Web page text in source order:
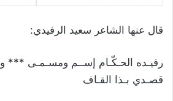
قال عنها الشاعر سعيد الرفيدي:
رفيـده الحـكّـام إســم ومسـمـى ***
قصـدي بـذا القـاف